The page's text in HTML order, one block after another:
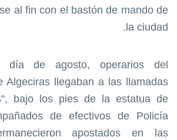
al fin con el bastón de mando de
la ciudad.
día de agosto, operarios del
Algeciras llegaban a las llamadas
bajo los pies de la estatua de
de efectivos de Policía
apostados en las